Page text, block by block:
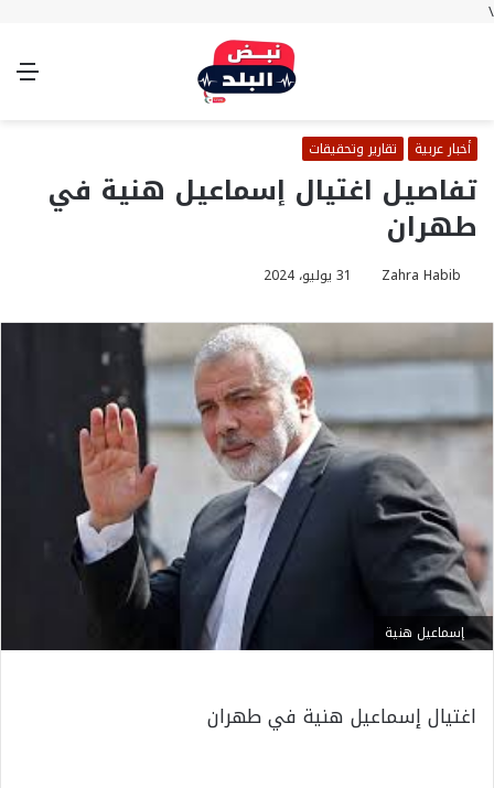
\
الوضع
أخبار عربية تقارير وتحقيقات
تفاصيل اغتيال إسماعيل هنية في
طهران
Zahra Habib 31 يوليو، 2024
إسماعيل هنية
اغتيال إسماعيل هنية في طهران